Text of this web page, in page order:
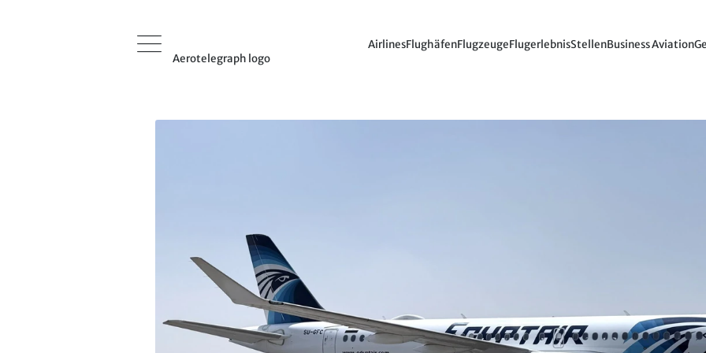
Aerotelegraph logo
AirlinesFlughäfenFlugzeugeFlugerlebnisStellenBusiness Aviation